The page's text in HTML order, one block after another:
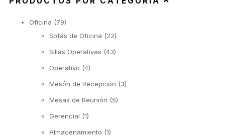
Oficina (79)
Sofás de Oficina (22)
Sillas Operativas (43)
Operativo (4)
Mesón de Recepción (3)
Mesas de Reunión (5)
Gerencial (1)
Almacenamiento (1)